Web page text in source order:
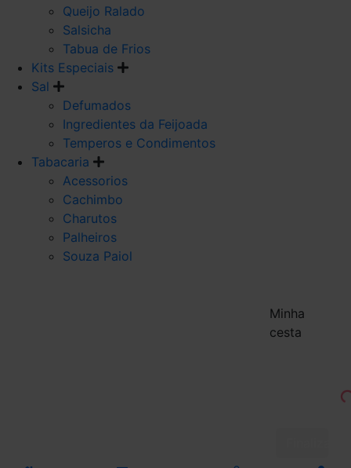
Queijo Ralado
Salsicha
Tabua de Frios
Kits Especiais
Sal
Defumados
Ingredientes da Feijoada
Temperos e Condimentos
Tabacaria
Acessorios
Cachimbo
Charutos
Palheiros
Souza Paiol
Minha
cesta